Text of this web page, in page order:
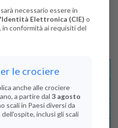
E Itinerario
necessario essere in
Elettronica (CIE) o
, in conformità ai requisiti del
le crociere
anche alle crociere
a partire dal 3 agosto
scali in Paesi diversi da
inclusi gli scali